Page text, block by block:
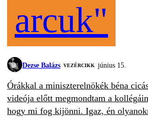
arcuk"
Dezse Balázs VEZÉRCIKK június 15.
Órákkal a miniszterelnökék béna
videója előtt megmondtam a
hogy mi fog kijönni. Igaz, én